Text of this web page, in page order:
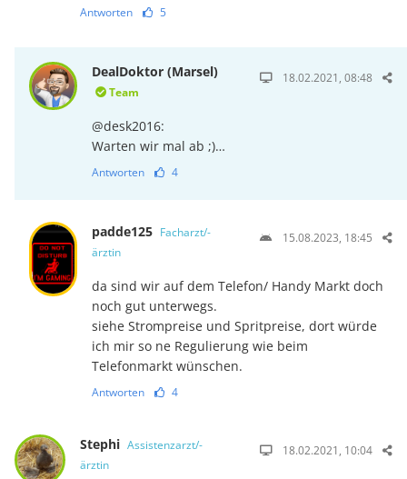
Antworten 5
DealDoktor (Marsel)
Team
18.02.2021, 08:48
@desk2016:
Warten wir mal ab ;)…
Antworten 4
padde125 Facharzt/-
ärztin
15.08.2023, 18:45
da sind wir auf dem Telefon/ Handy Markt doch
noch gut unterwegs.
siehe Strompreise und Spritpreise, dort würde
ich mir so ne Regulierung wie beim
Telefonmarkt wünschen.
Antworten 4
Stephi Assistenzarzt/-
ärztin
18.02.2021, 10:04